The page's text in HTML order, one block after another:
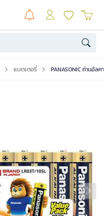
แบตเตอรี่ PANASONIC ถ่านอัล